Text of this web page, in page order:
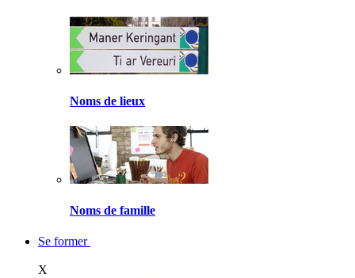
Noms de lieux
Noms de famille
Se former
X